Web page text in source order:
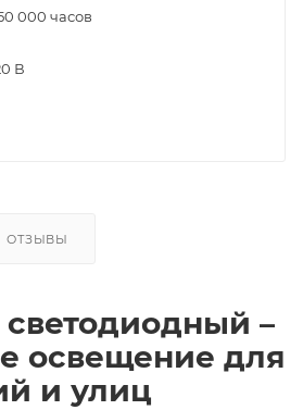
000 часов
В
ОТЗЫВЫ
светодиодный –
освещение для
и улиц